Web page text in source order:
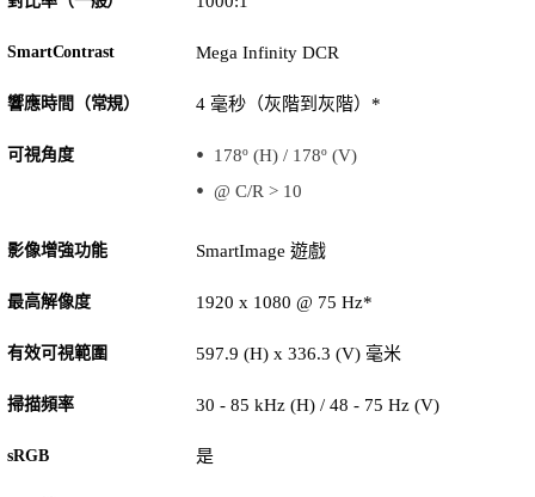
SmartContrast Mega Infinity DCR
響應時間（常規） 4 毫秒（灰階到灰階）*
可視角度
178º (H) / 178º (V)
@ C/R > 10
影像增強功能 SmartImage 遊戲
最高解像度 1920 x 1080 @ 75 Hz*
有效可視範圍 597.9 (H) x 336.3 (V) 毫米
掃描頻率 30 - 85 kHz (H) / 48 - 75 Hz (V)
sRGB 是